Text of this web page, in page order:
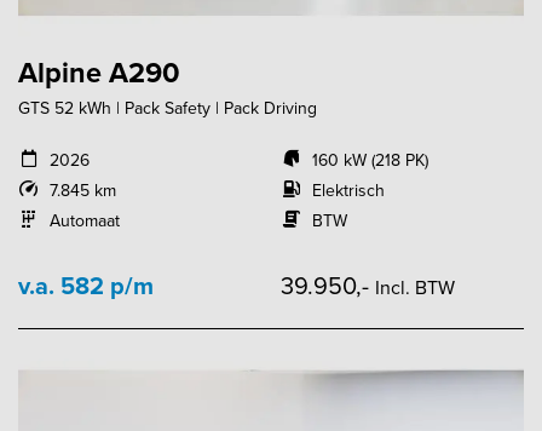
Alpine A290
GTS 52 kWh | Pack Safety | Pack Driving
2026
7.845 km
Automaat
160 kW (218 PK)
Elektrisch
BTW
v.a. 582 p/m 39.950,- Incl. BTW